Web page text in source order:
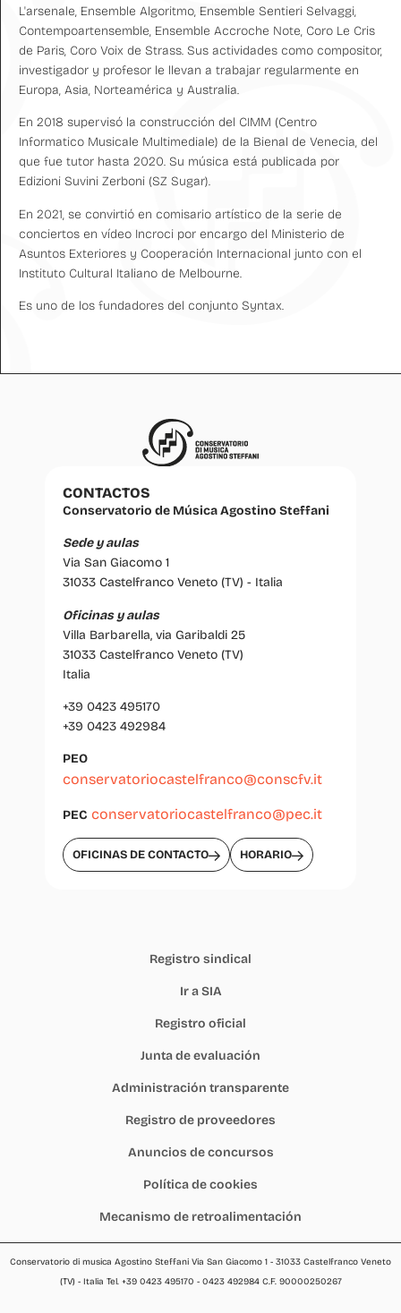
L'arsenale, Ensemble Algoritmo, Ensemble Sentieri Selvaggi,
Contempoartensemble, Ensemble Accroche Note, Coro Le Cris
de Paris, Coro Voix de Strass. Sus actividades como compositor,
investigador y profesor le llevan a trabajar regularmente en
Europa, Asia, Norteamérica y Australia.
En 2018 supervisó la construcción del CIMM (Centro
Informatico Musicale Multimediale) de la Bienal de Venecia, del
que fue tutor hasta 2020. Su música está publicada por
Edizioni Suvini Zerboni (SZ Sugar).
En 2021, se convirtió en comisario artístico de la serie de
conciertos en vídeo Incroci por encargo del Ministerio de
Asuntos Exteriores y Cooperación Internacional junto con el
Instituto Cultural Italiano de Melbourne.
Es uno de los fundadores del conjunto Syntax.
CONTACTOS
Conservatorio de Música Agostino Steffani
Sede y aulas
Via San Giacomo 1
31033 Castelfranco Veneto (TV) - Italia
Oficinas y aulas
Villa Barbarella, via Garibaldi 25
31033 Castelfranco Veneto (TV)
Italia
+39 0423 495170
+39 0423 492984
PEO
conservatoriocastelfranco@conscfv.it
PEC conservatoriocastelfranco@pec.it
OFICINAS DE CONTACTO HORARIO
Registro sindical
Ir a SIA
Registro oficial
Junta de evaluación
Administración transparente
Registro de proveedores
Anuncios de concursos
Política de cookies
Mecanismo de retroalimentación
Conservatorio di musica Agostino Steffani Via San Giacomo 1 - 31033 Castelfranco Veneto
(TV) - Italia Tel. +39 0423 495170 - 0423 492984 C.F. 90000250267